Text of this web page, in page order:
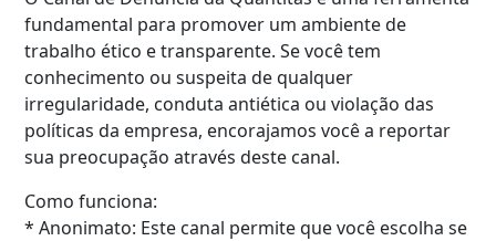
fundamental para promover um ambiente de
trabalho ético e transparente. Se você tem
conhecimento ou suspeita de qualquer
irregularidade, conduta antiética ou violação das
políticas da empresa, encorajamos você a reportar
sua preocupação através deste canal.
Como funciona:
* Anonimato: Este canal permite que você escolha se